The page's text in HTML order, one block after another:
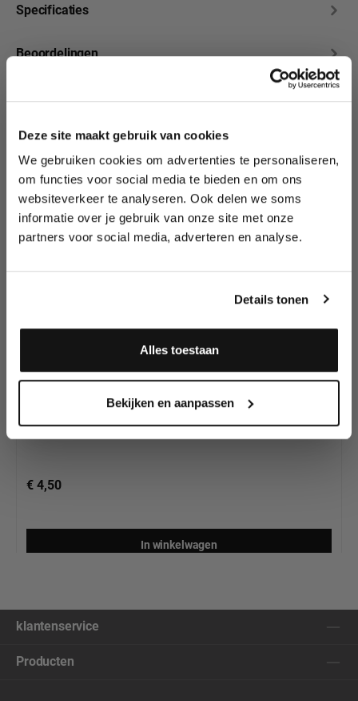
Deze site maakt gebruik van cookies
We gebruiken cookies om advertenties te personaliseren,
om functies voor social media te bieden en om ons
websiteverkeer te analyseren. Ook delen we soms
informatie over je gebruik van onze site met onze
partners voor social media, adverteren en analyse.
Details tonen
Alles toestaan
Bekijken en aanpassen
Specificaties
Beoordelingen
Productgalerij overslaan
We hebben nog veel
meer QuickEZ in
onze collectie
ProAiir QuickEZ Star Burst sjabloon
€ 4,50
In winkelwagen
klantenservice
Producten
10% korting?
Lees als eerste over nieuwe producten,
tutorials, aanbiedingen, evenementen,
wedstrijden en meer.
Meld je aan en ontvang direct
Ja, ik meld me aan